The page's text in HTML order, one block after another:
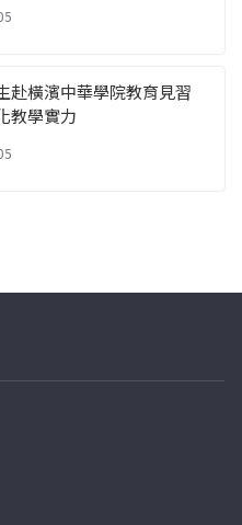
赴橫濱中華學院教育見習
教學實力